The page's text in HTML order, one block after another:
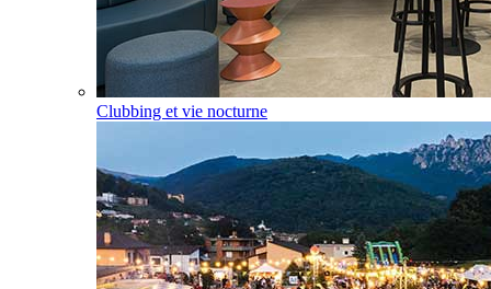
Clubbing et vie nocturne